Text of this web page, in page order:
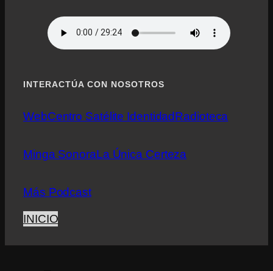
INTERACTÚA CON NOSOTROS
WebCentro Satélite IdentidadRadioteca
Minga SonoraLa Única Certeza
Más Podcast
INICIO